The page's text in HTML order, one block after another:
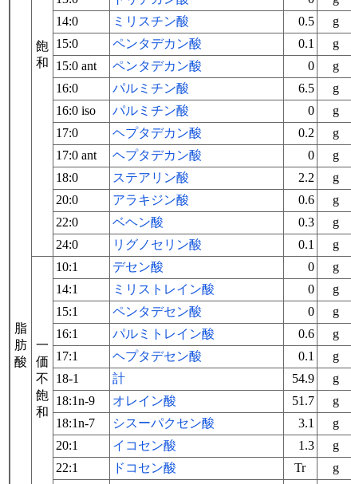
脂
肪
酸
飽
和
14:0
ミリスチン酸 0.5
g
15:0
ペンタデカン酸 0.1
g
15:0 ant
ペンタデカン酸 0
g
16:0
パルミチン酸 6.5
g
16:0 iso
パルミチン酸 0
g
17:0
ヘプタデカン酸 0.2
g
17:0 ant
ヘプタデカン酸 0
g
18:0
ステアリン酸 2.2
g
20:0
アラキジン酸 0.6
g
22:0
ベヘン酸 0.3
g
24:0
リグノセリン酸 0.1 g
一
価
不
飽
和
10:1 デセン酸 0
g
14:1
ミリストレイン酸 0
g
15:1
ペンタデセン酸 0
g
16:1
パルミトレイン酸 0.6
g
17:1
ヘプタデセン酸 0.1
g
18-1
計 54.9
g
18:1n-9
オレイン酸 51.7
g
18:1n-7
シスーパクセン酸 3.1
g
20:1
イコセン酸 1.3
g
22:1
ドコセン酸 Tr
g